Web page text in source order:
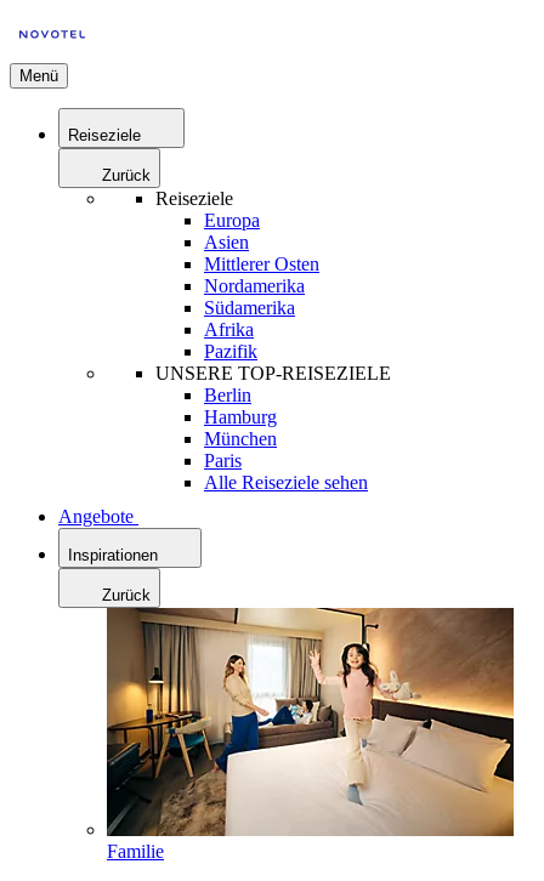
Menü
Reiseziele
Zurück
Reiseziele
Europa
Asien
Mittlerer Osten
Nordamerika
Südamerika
Afrika
Pazifik
UNSERE TOP-REISEZIELE
Berlin
Hamburg
München
Paris
Alle Reiseziele sehen
Angebote
Inspirationen
Zurück
Familie